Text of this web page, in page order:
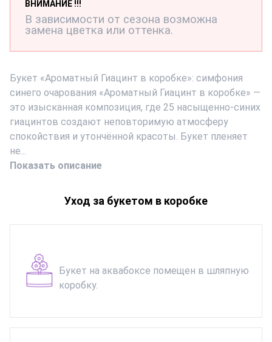
ВНИМАНИЕ !!!
В зависимости от сезона возможна
замена цветка или оттенка.
Букет «Ароматный Гиацинт в коробке»: симфония
синего очарования «Ароматный Гиацинт в коробке» —
это изысканная композиция, где 25 насыщенно‑синих
гиацинтов создают неповторимую атмосферу
спокойствия и утончённой красоты. Букет пленяет
не...
Показать описание
Уход за букетом в коробке
Букет на аквабоксе помещен в шляпную
коробку.